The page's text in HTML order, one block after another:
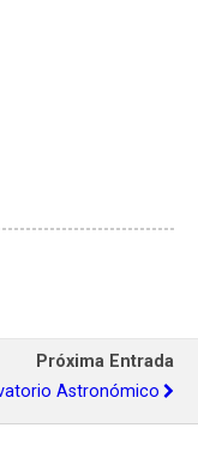
Próxima Entrada
Astronómico